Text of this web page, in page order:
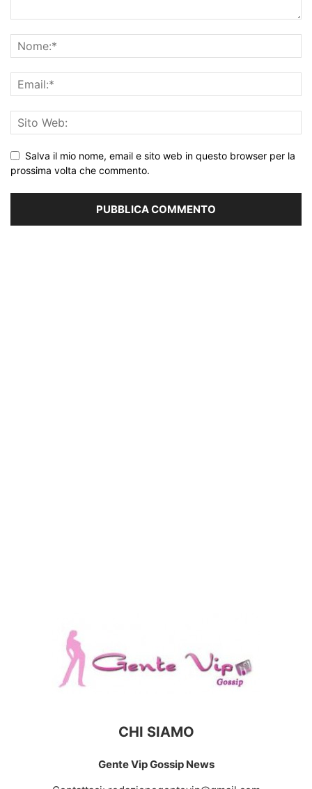
Salva il mio nome, email e sito web in questo browser per la
prossima volta che commento.
CHI SIAMO
Gente Vip Gossip News